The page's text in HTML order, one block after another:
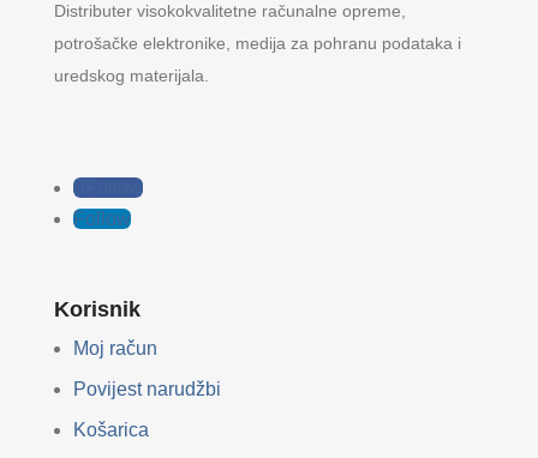
Distributer visokokvalitetne računalne opreme,
potrošačke elektronike, medija za pohranu podataka i
uredskog materijala.
Follow
Follow
Korisnik
Moj račun
Povijest narudžbi
Košarica